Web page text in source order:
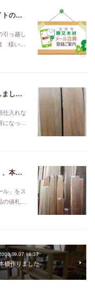
再登録のご案内：メール会員登録サイトの引っ越し【2020年3月】
引っ越し
様い…
建具屋さんの廃業在庫特価品、追加しました。
仕入れな
になっ…
「建具屋さんの廃業在庫入荷セール」、本日スタート！
ル」をス
の値札…
16:37
棚作りました